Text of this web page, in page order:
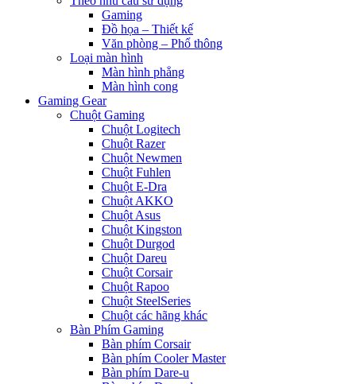
Gaming
Đồ họa – Thiết kế
Văn phòng – Phổ thông
Loại màn hình
Màn hình phẳng
Màn hình cong
Gaming Gear
Chuột Gaming
Chuột Logitech
Chuột Razer
Chuột Newmen
Chuột Fuhlen
Chuột E-Dra
Chuột AKKO
Chuột Asus
Chuột Kingston
Chuột Durgod
Chuột Dareu
Chuột Corsair
Chuột Rapoo
Chuột SteelSeries
Chuột các hãng khác
Bàn Phím Gaming
Bàn phím Corsair
Bàn phím Cooler Master
Bàn phím Dare-u